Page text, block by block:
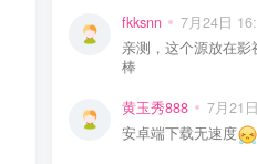
fkksnn 7月24日
亲测，这个源放在影
棒
黄玉秀888 7月21
安卓端下载无速度